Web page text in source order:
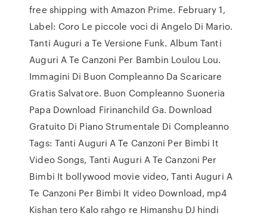
free shipping with Amazon Prime. February 1,
Label: Coro Le piccole voci di Angelo Di Mario.
Tanti Auguri a Te Versione Funk. Album Tanti
Auguri A Te Canzoni Per Bambin Loulou Lou.
Immagini Di Buon Compleanno Da Scaricare
Gratis Salvatore. Buon Compleanno Suoneria
Papa Download Firinanchild Ga. Download
Gratuito Di Piano Strumentale Di Compleanno
Tags: Tanti Auguri A Te Canzoni Per Bimbi It
Video Songs, Tanti Auguri A Te Canzoni Per
Bimbi It bollywood movie video, Tanti Auguri A
Te Canzoni Per Bimbi It video Download, mp4
Kishan tero Kalo rahgo re Himanshu DJ hindi